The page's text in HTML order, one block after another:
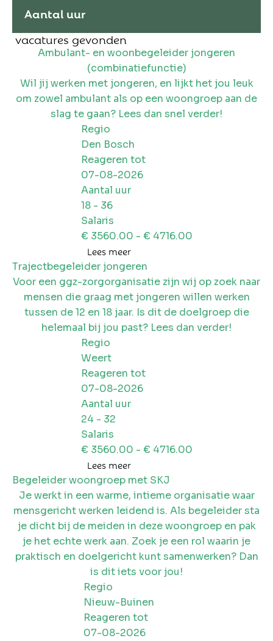
Aantal uur
vacatures gevonden
Ambulant- en woonbegeleider jongeren
(combinatiefunctie)
Wil jij werken met jongeren, en lijkt het jou leuk
om zowel ambulant als op een woongroep aan de
slag te gaan? Lees dan snel verder!
Regio
Den Bosch
Reageren tot
07-08-2026
Aantal uur
18- 36
Salaris
€ 3560.00 - € 4716.00
Lees meer
Trajectbegeleider jongeren
Voor een ggz-zorgorganisatie zijn wij op zoek naar
mensen die graag met jongeren willen werken
tussen de 12 en 18 jaar. Is dit de doelgroep die
helemaal bij jou past? Lees dan verder!
Regio
Weert
Reageren tot
07-08-2026
Aantal uur
24 - 32
Salaris
€ 3560.00 - € 4716.00
Lees meer
Begeleider woongroep met SKJ
Je werkt in een warme, intieme organisatie waar
mensgericht werken leidend is. Als begeleider sta
je dicht bij de meiden in deze woongroep en pak
je het echte werk aan. Zoek je een rol waarin je
praktisch en doelgericht kunt samenwerken? Dan
is dit iets voor jou!
Regio
Nieuw-Buinen
Reageren tot
07-08-2026